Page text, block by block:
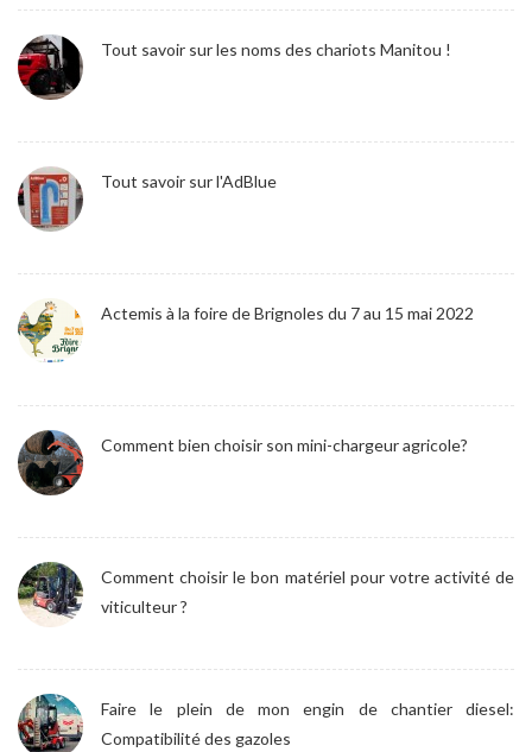
Tout savoir sur les noms des chariots Manitou !
Tout savoir sur l'AdBlue
Actemis à la foire de Brignoles du 7 au 15 mai 2022
Comment bien choisir son mini-chargeur agricole?
Comment choisir le bon matériel pour votre activité de
viticulteur ?
Faire le plein de mon engin de chantier diesel:
Compatibilité des gazoles